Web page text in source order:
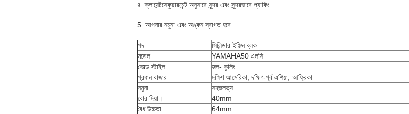
৪. ক্লায়েন্টসেকুয়ারমেন্ট অনুসারে সুন্দর এবং সুন্দরভাবে প্যাকিং
5. আপনার নমুনা এবং অঙ্কন স্বাগত হবে
পদ
সিলিন্ডার ইঞ্জিন ব্লক
মডেল
YAMAHA50 এলসি
কোল্ড স্টাইল
জল- কুলিং
প্রধান বাজার
দক্ষিণ আমেরিকা, দক্ষিণ-পূর্ব এশিয়া, আফ্রিকা
নমুনা
সহজলভ্য
বোর দিয়া।
40mm
বৈধ উচ্চতা
64mm